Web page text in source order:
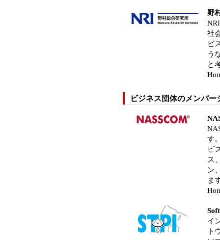
野
社
ビ
う
と
ビジネス団体のメンバー
す
ビ
ス
ン
ま
イ
ト